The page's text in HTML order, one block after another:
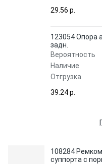
29.56 p.
123054 Опора
задн.
Вероятность
Наличие
Отгрузка
39.24 p.
108284
суппорта с